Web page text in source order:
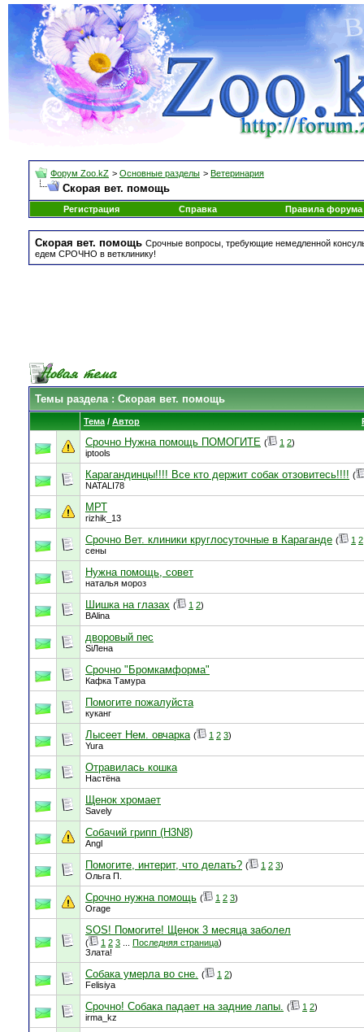
Форум Zoo.kZ > Основные разделы > Ветеринария
Скорая вет. помощь
Регистрация Справка Правила форума
Скорая вет. помощь Срочные вопросы, требующие немедленной
едем СРОЧНО в ветклинику!
Темы раздела: Скорая вет. помощь
Тема / Автор
Срочно Нужна помощь ПОМОГИТЕ ( 1 2)
iptools
Карагандинцы!!!! Все кто держит собак отзовитесь!!!! (
NATALI78
МРТ
rizhik_13
Срочно Вет. клиники круглосуточные в Караганде ( 1 2
сены
Нужна помощь, совет
наталья мороз
Шишка на глазах ( 1 2)
BAlina
дворовый пес
SiЛена
Срочно "Бромкамформа"
Кафка Тамура
Помогите пожалуйста
куканг
Лысеет Нем. овчарка ( 1 2 3)
Yura
Отравилась кошка
Настёна
Щенок хромает
Savely
Собачий грипп (H3N8)
Angl
Помогите, интерит, что делать? ( 1 2 3)
Ольга П.
Срочно нужна помощь ( 1 2 3)
Orage
SOS! Помогите! Щенок 3 месяца заболел
( 1 2 3 Последняя страница)
Злата!
Собака умерла во сне. ( 1 2)
Felisiya
Срочно! Собака падает на задние лапы. ( 1 2)
irma_kz